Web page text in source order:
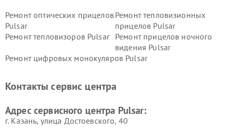
Ремонт оптических прицелов
Pulsar
Ремонт тепловизионных
прицелов Pulsar
Ремонт тепловизоров Pulsar
Ремонт прицелов ночного
видения Pulsar
Ремонт цифровых монокуляров Pulsar
Контакты сервис центра
Адрес сервисного центра Pulsar:
г. Казань, улица Достоевского, 40